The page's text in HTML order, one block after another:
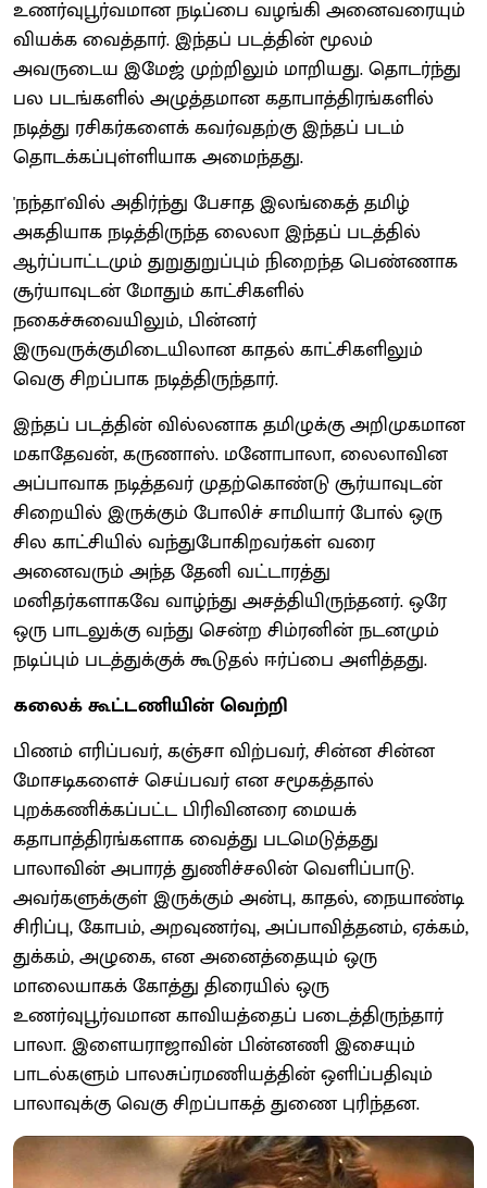
உணர்வுபூர்வமான நடிப்பை வழங்கி அனைவரையும்
வியக்க வைத்தார். இந்தப் படத்தின் மூலம்
அவருடைய இமேஜ் முற்றிலும் மாறியது. தொடர்ந்து
பல படங்களில் அழுத்தமான கதாபாத்திரங்களில்
நடித்து ரசிகர்களைக் கவர்வதற்கு இந்தப் படம்
தொடக்கப்புள்ளியாக அமைந்தது.
'நந்தா'வில் அதிர்ந்து பேசாத இலங்கைத் தமிழ்
அகதியாக நடித்திருந்த லைலா இந்தப் படத்தில்
ஆர்ப்பாட்டமும் துறுதுறுப்பும் நிறைந்த பெண்ணாக
சூர்யாவுடன் மோதும் காட்சிகளில்
நகைச்சுவையிலும், பின்னர்
இருவருக்குமிடையிலான காதல் காட்சிகளிலும்
வெகு சிறப்பாக நடித்திருந்தார்.
இந்தப் படத்தின் வில்லனாக தமிழுக்கு அறிமுகமான
மகாதேவன், கருணாஸ். மனோபாலா, லைலாவின
அப்பாவாக நடித்தவர் முதற்கொண்டு சூர்யாவுடன்
சிறையில் இருக்கும் போலிச் சாமியார் போல் ஒரு
சில காட்சியில் வந்துபோகிறவர்கள் வரை
அனைவரும் அந்த தேனி வட்டாரத்து
மனிதர்களாகவே வாழ்ந்து அசத்தியிருந்தனர். ஒரே
ஒரு பாடலுக்கு வந்து சென்ற சிம்ரனின் நடனமும்
நடிப்பும் படத்துக்குக் கூடுதல் ஈர்ப்பை அளித்தது.
கலைக் கூட்டணியின் வெற்றி
பிணம் எரிப்பவர், கஞ்சா விற்பவர், சின்ன சின்ன
மோசடிகளைச் செய்பவர் என சமூகத்தால்
புறக்கணிக்கப்பட்ட பிரிவினரை மையக்
கதாபாத்திரங்களாக வைத்து படமெடுத்தது
பாலாவின் அபாரத் துணிச்சலின் வெளிப்பாடு.
அவர்களுக்குள் இருக்கும் அன்பு, காதல், நையாண்டி
சிரிப்பு, கோபம், அறவுணர்வு, அப்பாவித்தனம், ஏக்கம்,
துக்கம், அழுகை, என அனைத்தையும் ஒரு
மாலையாகக் கோத்து திரையில் ஒரு
உணர்வுபூர்வமான காவியத்தைப் படைத்திருந்தார்
பாலா. இளையராஜாவின் பின்னணி இசையும்
பாடல்களும் பாலசுப்ரமணியத்தின் ஒளிப்பதிவும்
பாலாவுக்கு வெகு சிறப்பாகத் துணை புரிந்தன.